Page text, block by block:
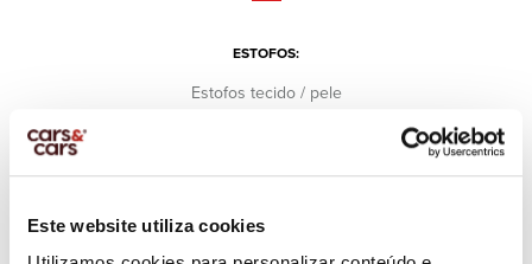
Este website utiliza cookies
ESTOFOS:
Estofos tecido / pele
Xénon
Faróis Diurnos